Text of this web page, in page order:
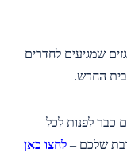
שמגיעים לחדרים
החדש.
כבר לפנות לכל
שלכם – לחצו כאן